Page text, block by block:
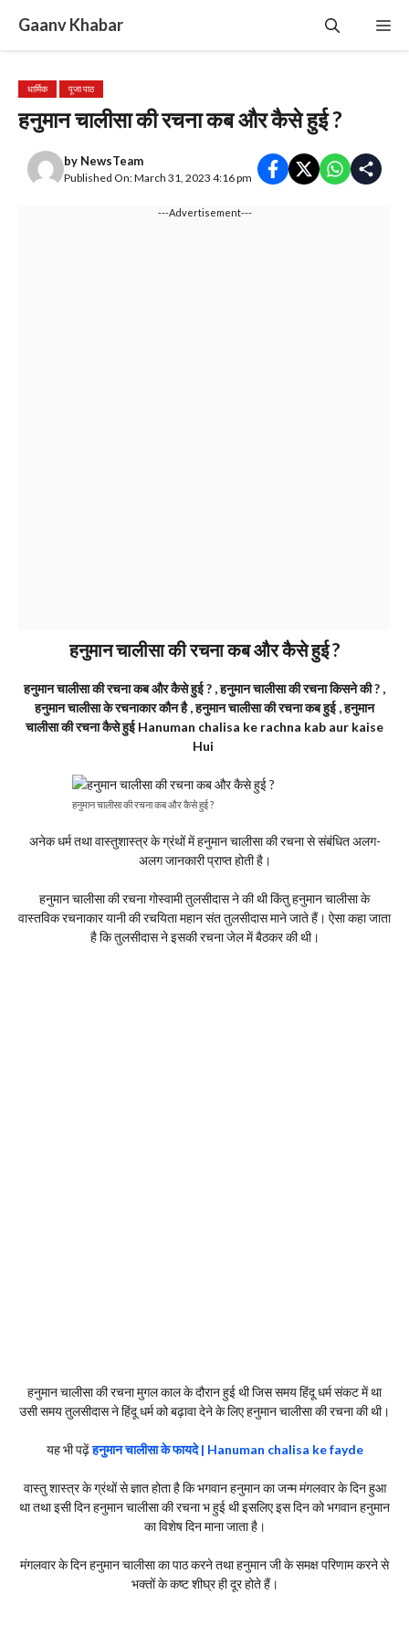
content
Gaanv Khabar
धार्मिक पूजा पाठ
हनुमान चालीसा की रचना कब और कैसे हुई ?
by NewsTeam
Published On: March 31, 2023 4:16 pm
---Advertisement---
हनुमान चालीसा की रचना कब और कैसे हुई ?
हनुमान चालीसा की रचना कब और कैसे हुई ? , हनुमान चालीसा की रचना किसने की ? ,
हनुमान चालीसा के रचनाकार कौन है , हनुमान चालीसा की रचना कब हुई , हनुमान
चालीसा की रचना कैसे हुई Hanuman chalisa ke rachna kab aur kaise
Hui
हनुमान चालीसा की रचना कब और कैसे हुई ?
अनेक धर्म तथा वास्तुशास्त्र के ग्रंथों में हनुमान चालीसा की रचना से संबंधित अलग-
अलग जानकारी प्राप्त होती है।
हनुमान चालीसा की रचना गोस्वामी तुलसीदास ने की थी किंतु हनुमान चालीसा के
वास्तविक रचनाकार यानी की रचयिता महान संत तुलसीदास माने जाते हैं। ऐसा कहा जाता
है कि तुलसीदास ने इसकी रचना जेल में बैठकर की थी।
हनुमान चालीसा की रचना मुगल काल के दौरान हुई थी जिस समय हिंदू धर्म संकट में था
उसी समय तुलसीदास ने हिंदू धर्म को बढ़ावा देने के लिए हनुमान चालीसा की रचना की थी।
यह भी पढ़ेंहनुमान चालीसा के फायदे | Hanuman chalisa ke fayde
वास्तु शास्त्र के ग्रंथों से ज्ञात होता है कि भगवान हनुमान का जन्म मंगलवार के दिन हुआ
था तथा इसी दिन हनुमान चालीसा की रचना भ हुई थी इसलिए इस दिन को भगवान हनुमान
का विशेष दिन माना जाता है।
मंगलवार के दिन हनुमान चालीसा का पाठ करने तथा हनुमान जी के समक्ष परिणाम करने से
भक्तों के कष्ट शीघ्र ही दूर होते हैं।